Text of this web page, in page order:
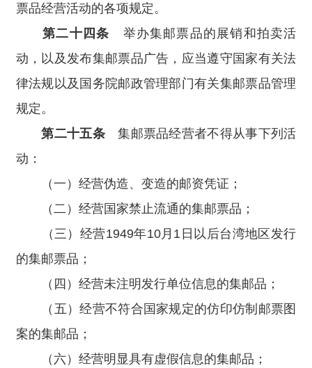
票品经营活动的各项规定。
第二十四条 举办集邮票品的展销和拍卖活
动，以及发布集邮票品广告，应当遵守国家有关法
律法规以及国务院邮政管理部门有关集邮票品管理
规定。
第二十五条集邮票品经营者不得从事下列活
动：
（一）经营伪造、变造的邮资凭证；
（二）经营国家禁止流通的集邮票品；
（三）经营1949年10月1日以后台湾地区发行
的集邮票品；
（四）经营未注明发行单位信息的集邮品；
（五）经营不符合国家规定的仿印仿制邮票图
案的集邮品；
（六）经营明显具有虚假信息的集邮品；